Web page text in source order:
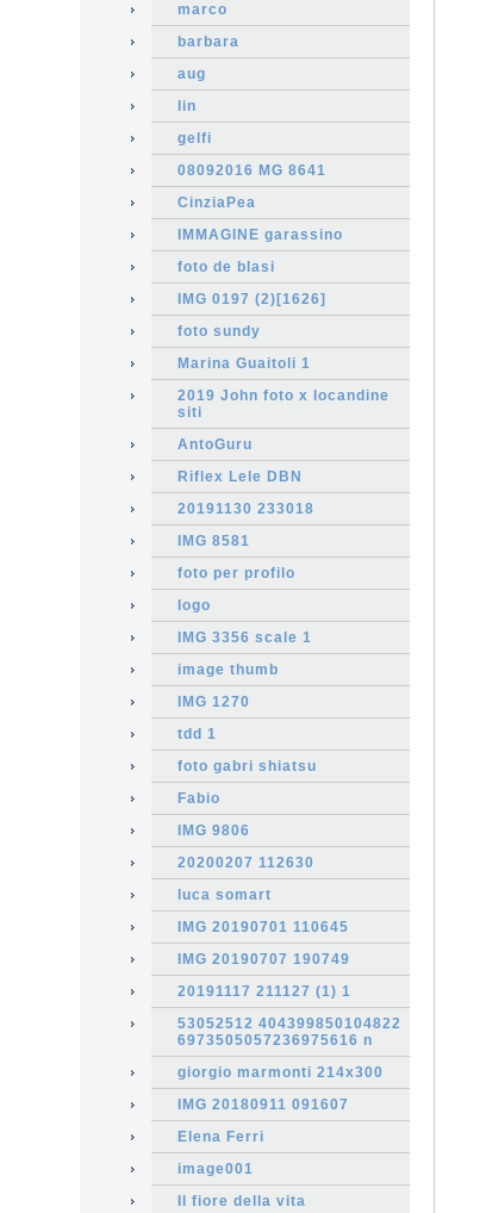
marco
barbara
aug
lin
gelfi
08092016 MG 8641
CinziaPea
IMMAGINE garassino
foto de blasi
IMG 0197 (2)[1626]
foto sundy
Marina Guaitoli 1
2019 John foto x locandine
siti
AntoGuru
Riflex Lele DBN
20191130 233018
IMG 8581
foto per profilo
logo
IMG 3356 scale 1
image thumb
IMG 1270
tdd 1
foto gabri shiatsu
Fabio
IMG 9806
20200207 112630
luca somart
IMG 20190701 110645
IMG 20190707 190749
20191117 211127 (1) 1
53052512 404399850104822
6973505057236975616 n
giorgio marmonti 214x300
IMG 20180911 091607
Elena Ferri
image001
Il fiore della vita